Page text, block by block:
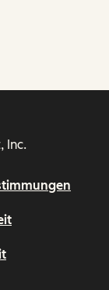
Inc.